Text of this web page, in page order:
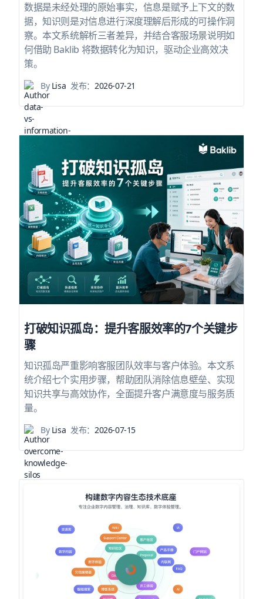
数据是未经处理的原始事实，信息是赋予上下文的数
据，知识则是对信息进行深度理解后形成的可操作洞
察。本文系统解析三者差异，并结合客服场景说明如
何借助 Baklib 将数据转化为知识，驱动企业高效决
策。
ByLisa 发布：2026-07-21
打破知识孤岛：提升客服效率的7个关键步
骤
知识孤岛严重影响客服团队效率与客户体验。本文系
统介绍七个实用步骤，帮助团队消除信息壁垒、实现
知识共享与高效协作，全面提升客户满意度与服务质
量。
ByLisa 发布： 2026-07-15